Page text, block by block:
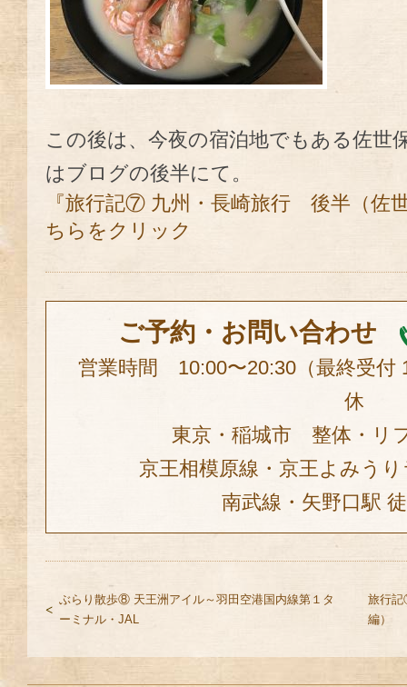
この後は、今夜の宿泊地でもある佐世
はブログの後半にて。
『旅行記⑦ 九州・長崎旅行 後半（佐
ちらをクリック
ご予約・お問い合わせ
営業時間 10:00〜20:30（最終受
休
東京・稲城市 整体・リ
京王相模原線・京王よみう
南武線・矢野口駅
ぶらり散歩⑧ 天王洲アイル～羽田空港国内線第１タ
ーミナル・JAL
旅行
編）